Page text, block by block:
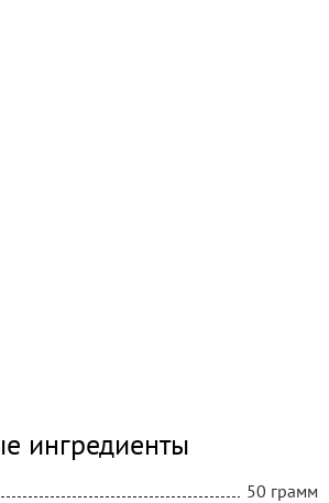
ингредиенты
50 грамм